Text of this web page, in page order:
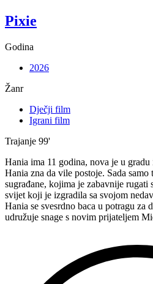
Pixie
Godina
2026
Žanr
Dječji film
Igrani film
Trajanje 99'
Hania ima 11 godina, nova je u
Hania zna da vile postoje. Sada
sugrađane, kojima je zabavnije rugati
svijet koji je izgradila sa svojom
Hania se svesrdno baca u potragu za
udružuje snage s novim prijateljem